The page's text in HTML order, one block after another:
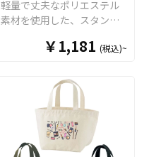
ちろん、キャッシュレス決
済に使う電子マネーカード
やID、社員証、免許証など
の携帯にも活躍するアイテ
も取り揃えておりますの
で、お客様にはデザインを
入稿していただくだけでオ
リジナル商品として販売し
ていただくことができま
軽量で丈夫なポリエステル
素材を使用した、スタンダ
ディバッグ（ウエストポー
はダブルファスナー使用で
大きく口が開きますので必
要なものをサッと取り出せ
ます。ストラップの長さを
アジャスターで調整できる
ので、男性・女性問わずお
￥1,181 (税込)~